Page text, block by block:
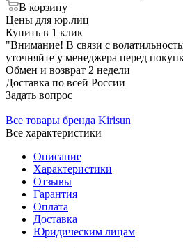
В корзину
Цены для юр.лиц
Купить в 1 клик
"Внимание! В связи с
уточняйте у менеджера перед
Обмен и возврат 2 недели
Доставка по всей России
Задать вопрос
Все товары бренда Kirisun
Все характеристики
Описание
Характеристики
Отзывы
Гарантия
Оплата
Доставка
Юридическим лицам